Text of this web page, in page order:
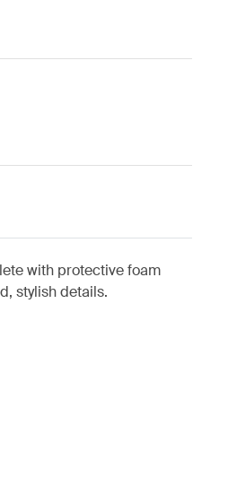
Sleeve Noir
MacBook Sleeve Grahite (selected)
and MacBook Sleeve Heather rose
with protective foam
stylish details.